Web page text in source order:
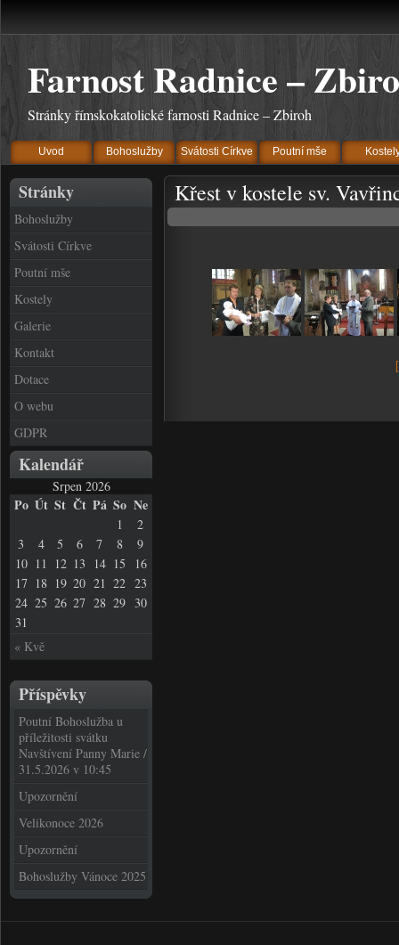
Farnost Radnice –
Stránky římskokatolické farnosti Radnice – Zbiroh
Uvod Bohoslužby Svátosti Církve Poutní mše
Stránky
Bohoslužby
Svátosti Církve
Poutní mše
Kostely
Galerie
Kontakt
Dotace
O webu
GDPR
Kalendář
Srpen 2026
Po Út St Čt Pá So Ne
1
2
3
4 5 6 7 8
9
10 11 12 13 14 15
16
17 18 19 20 21 22 23
24 25 26 27 28 29 30
31
« Kvě
Příspěvky
Poutní Bohoslužba u
příležitosti svátku
Navštívení Panny Marie /
31.5.2026 v 10:45
Upozornění
Velikonoce 2026
Upozornění
Bohoslužby Vánoce 2025
Křest v kostele sv.